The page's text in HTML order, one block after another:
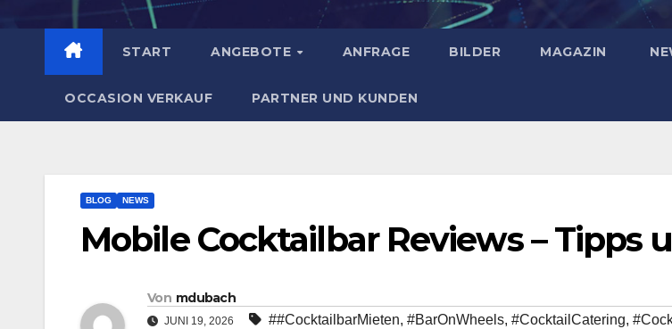
START ANGEBOTE ANFRAGE BILDER MAGAZIN
OCCASION VERKAUF PARTNER UND KUNDEN
BLOG NEWS
Mobile Cocktailbar Reviews – Tipps
Von mdubach
JUNI 19, 2026 ##CocktailbarMieten, #BarOnWheels, #CocktailCatering,